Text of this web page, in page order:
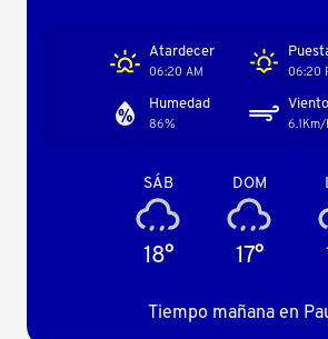
Atardecer
06:20 AM 06:20
Humedad
86%
Viento
6.1Km/
SÁB
18°
DOM
17°
Tiempo mañana en